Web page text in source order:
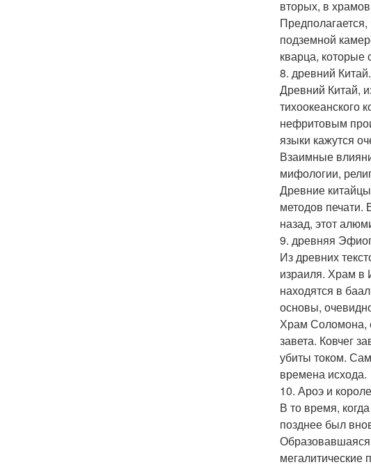
вторых, в
подземной
кварца,
8. древний Китай.
Древний Китай,
тихоокеанского
нефритовым
языки кажутся
Взаимные
мифологии,
Древние китайцы
методов
назад, этот
9. древняя
Из древних
израиля. Храм в
находятся в
основы,
Храм Соломона,
завета. Ковчег
убиты током.
времена исхода.
10. Ароэ и
В то время,
позднее был
Образовавшаяся
мегалитические